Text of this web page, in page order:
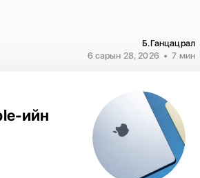
Б.Ганцацрал
6 сарын 28, 2026
7 мин
ийн